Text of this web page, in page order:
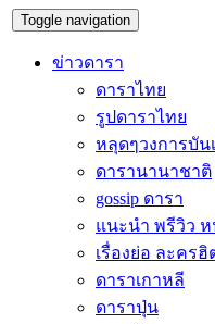
Toggle navigation
ข่าวดารา
ดาราไทย
รูปดาราไทย
หลุดๆวงการบัน
ดารานานาชาติ
gossip ดารา
แนะนำ พรีวิว ห
เรื่องย่อ ละครฮิ
ดาราเกาหลี
ดาราปุ่น